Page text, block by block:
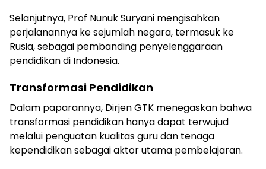
Selanjutnya, Prof Nunuk Suryani mengisahkan
perjalanannya ke sejumlah negara, termasuk ke
Rusia, sebagai pembanding penyelenggaraan
pendidikan di Indonesia.
Transformasi Pendidikan
Dalam paparannya, Dirjen GTK menegaskan bahwa
transformasi pendidikan hanya dapat terwujud
melalui penguatan kualitas guru dan tenaga
kependidikan sebagai aktor utama pembelajaran.